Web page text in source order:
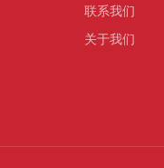
联系我们
关于我们